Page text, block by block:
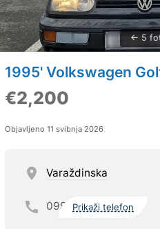
5
1995' Volkswagen
€2,200
Objavljeno 11 svibnja 2026
Varaždinska
099 Prikaži telefon